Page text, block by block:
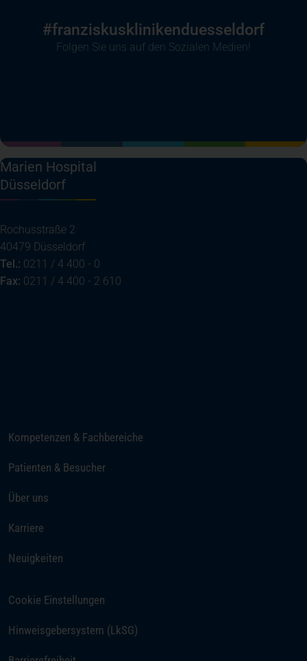
#franziskuskliniken­duesseldorf
Folgen Sie uns auf den Sozialen Medien!
Marien Hospital
Düsseldorf
Rochusstraße 2
40479 Düsseldorf
Tel.: 0211 / 4 400 - 0
Fax: 0211 / 4 400 - 2 610
Kompetenzen & Fachbereiche
Patienten & Besucher
Über uns
Karriere
Neuigkeiten
Cookie Einstellungen
Hinweisgebersystem (LkSG)